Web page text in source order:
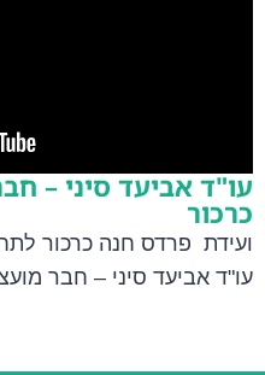
עו"ד אביעד סיני –
כרכור
ועידת פרדס חנה כרכור
עו"ד אביעד סיני – חבר